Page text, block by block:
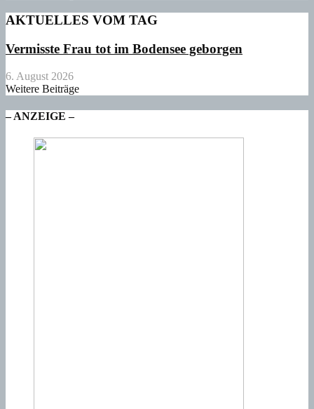
AKTUELLES VOM TAG
Vermisste Frau tot im Bodensee geborgen
6. August 2026
Weitere Beiträge
– ANZEIGE –